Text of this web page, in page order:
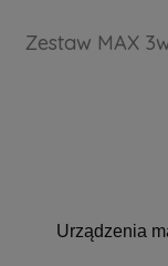
Zestaw MAX
Urządzenia